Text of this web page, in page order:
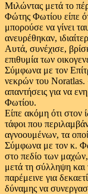
Μιλώντας μετά το
Φώτης Φωτίου είπε
μπορούσε να γίνει
ανευρέθηκαν,
Αυτά, συνέχισε,
επιθυμία των
Σύμφωνα με τον
νεκρών του Noratlas.
απαντήσεις για να
Φωτίου.
Είπε ακόμη ότι στον
τάφοι που
αγνοουμένων, τα
Σύμφωνα με τον κ.
στο πεδίο των
μετά τη σύλληψη και
παρέμεινε για
δύναμης να